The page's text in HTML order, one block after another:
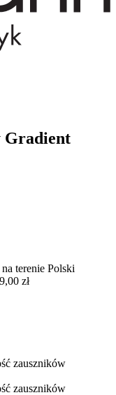
Gradient
terenie Polski
zł
zauszników
zauszników